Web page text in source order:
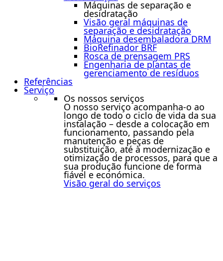
Máquinas de separação e
desidratação
Visão geral máquinas de
separação e desidratação
Máquina desembaladora DRM
BioRefinador BRF
Rosca de prensagem PRS
Engenharia de plantas de
gerenciamento de resíduos
Referências
Serviço
Os nossos serviços
O nosso serviço acompanha-o ao
longo de todo o ciclo de vida da sua
instalação – desde a colocação em
funcionamento, passando pela
manutenção e peças de
substituição, até à modernização e
otimização de processos, para que a
sua produção funcione de forma
fiável e económica.
Visão geral do serviços